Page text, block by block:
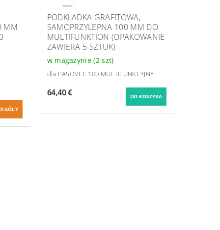
MM
PODKŁADKA GRAFITOWA,
SAMOPRZYLEPNA 100 MM DO
MULTIFUNKTION (OPAKOWANIE
ZAWIERA 5 SZTUK)
w magazynie(2 szt)
dla PASOVEC 100 MULTIFUNKCYJNY
64,40 €